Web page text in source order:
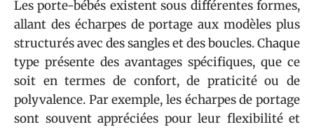
Les porte-bébés existent sous différentes formes,
allant des écharpes de portage aux modèles plus
structurés avec des sangles et des boucles. Chaque
type présente des avantages spécifiques, que ce
soit en termes de confort, de praticité ou de
polyvalence. Par exemple, les écharpes de portage
sont souvent appréciées pour leur flexibilité et